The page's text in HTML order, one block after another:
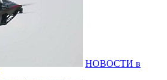
НОВОСТИ в